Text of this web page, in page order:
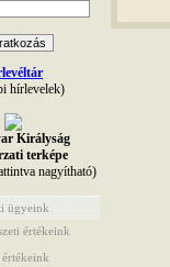
hírlevelek)
Királyság
terképe
nagyítható)
ügyeink
értékeink